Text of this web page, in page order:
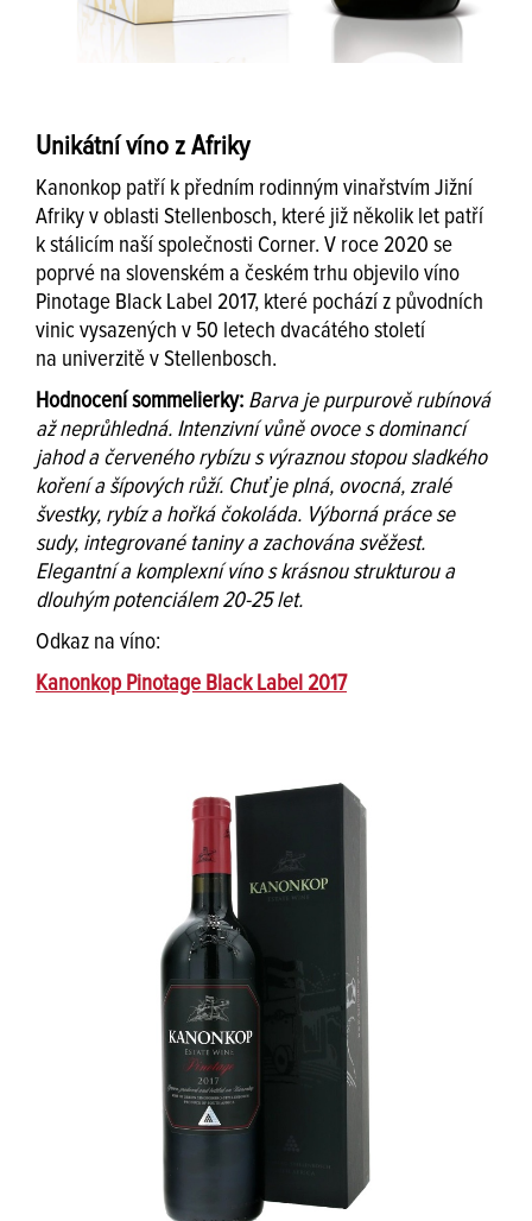
Unikátní víno z Afriky
Kanonkop patří k předním rodinným vinařstvím Jižní
Afriky v oblasti Stellenbosch, které již několik let patří
k stálicím naší společnosti Corner. V roce 2020 se
poprvé na slovenském a českém trhu objevilo víno
Pinotage Black Label 2017, které pochází z původních
vinic vysazených v 50 letech dvacátého století
na univerzitě v Stellenbosch.
Hodnocení sommelierky: Barva je purpurově rubínová
až neprůhledná. Intenzivní vůně ovoce s dominancí
jahod a červeného rybízu s výraznou stopou sladkého
koření a šípových růží. Chuť je plná, ovocná, zralé
švestky, rybíz a hořká čokoláda. Výborná práce se
sudy, integrované taniny a zachována svěžest.
Elegantní a komplexní víno s krásnou strukturou a
dlouhým potenciálem 20-25 let.
Odkaz na víno:
Kanonkop Pinotage Black Label 2017